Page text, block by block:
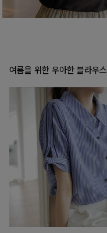
여름을 위한 우아한 블라우스